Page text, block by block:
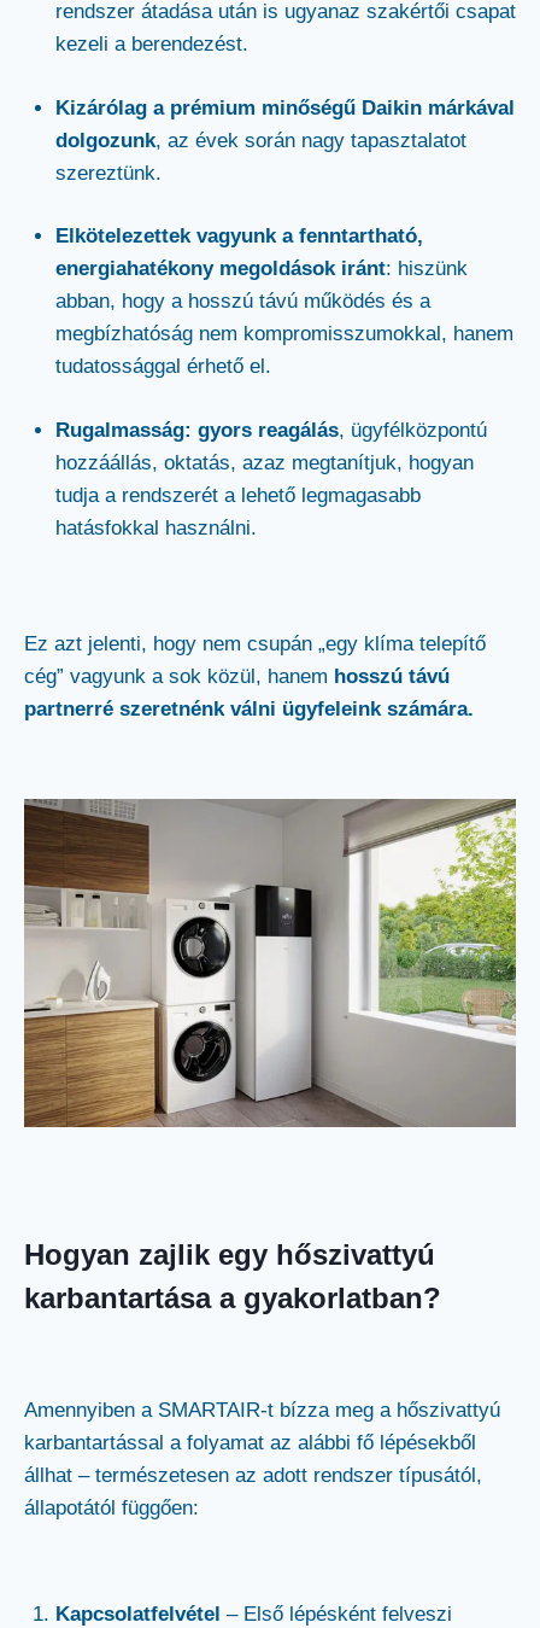
rendszer átadása után is ugyanaz szakértői csapat
kezeli a berendezést.
Kizárólag a prémium minőségű Daikin márkával
dolgozunk, az évek során nagy tapasztalatot
szereztünk.
Elkötelezettek vagyunk a fenntartható,
energiahatékony megoldások iránt: hiszünk
abban, hogy a hosszú távú működés és a
megbízhatóság nem kompromisszumokkal, hanem
tudatossággal érhető el.
Rugalmasság: gyors reagálás, ügyfélközpontú
hozzáállás, oktatás, azaz megtanítjuk, hogyan
tudja a rendszerét a lehető legmagasabb
hatásfokkal használni.
Ez azt jelenti, hogy nem csupán „egy klíma telepítő
cég” vagyunk a sok közül, hanem hosszú távú
partnerré szeretnénk válni ügyfeleink számára.
Hogyan zajlik egy hőszivattyú
karbantartása a gyakorlatban?
Amennyiben a SMARTAIR-t bízza meg a hőszivattyú
karbantartással a folyamat az alábbi fő lépésekből
állhat – természetesen az adott rendszer típusától,
állapotától függően:
Kapcsolatfelvétel – Első lépésként felveszi